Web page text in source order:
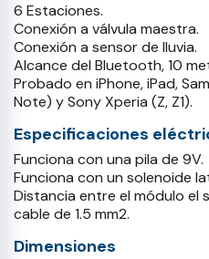
6 Estaciones.
Conexión a válvula maestra.
Conexión a sensor de lluvia.
Alcance del Bluetooth, 10
Probado en iPhone, iPad,
Note) y Sony Xperia (Z, Z1).
Especificaciones
Funciona con una pila de 9V.
Funciona con un solenoide
Distancia entre el módulo el
cable de 1.5 mm2.
Dimensiones